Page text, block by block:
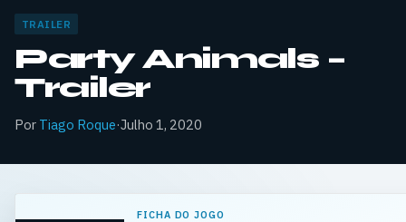
TRAILER
Party Animals –
Trailer
Por Tiago Roque·Julho 1, 2020
FICHA DO JOGO